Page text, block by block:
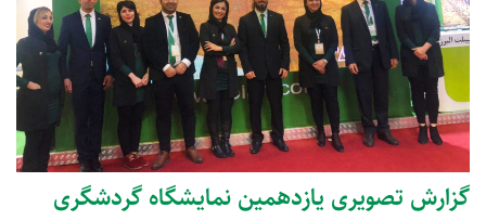
گزارش تصویری یازدهمین نمایشگاه گردشگری